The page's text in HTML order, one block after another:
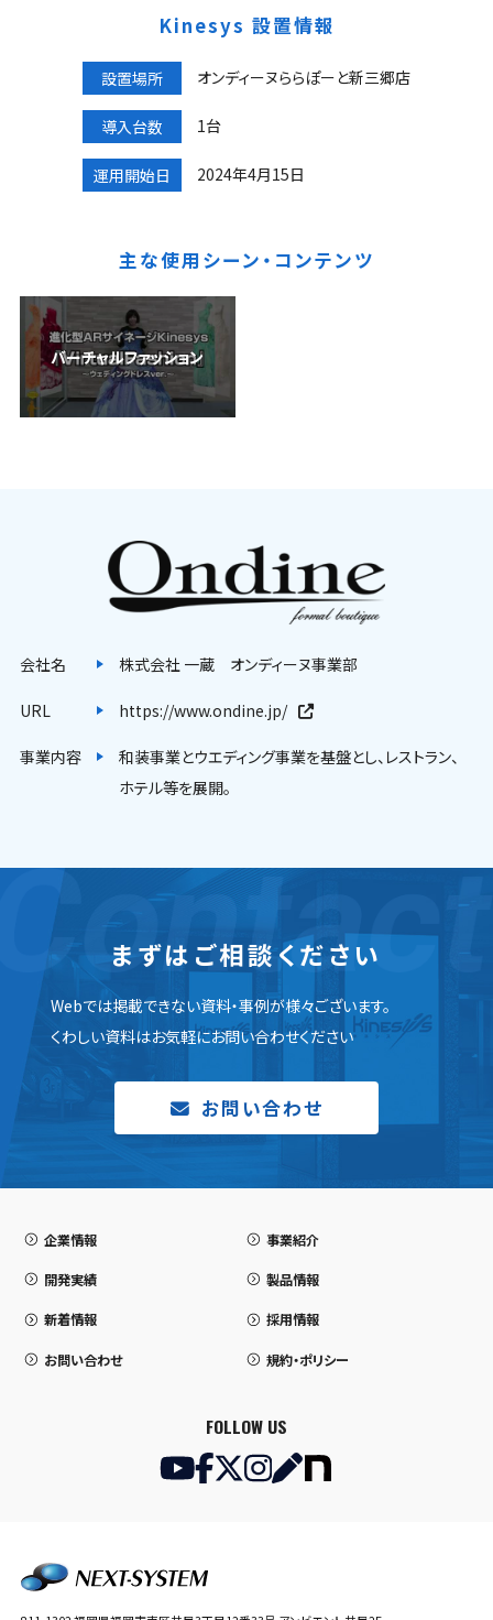
Kinesys 設置情報
設置場所 オンディーヌららぽーと新三郷店
導入台数 1台
運用開始日 2024年4月15日
主な使用シーン・コンテンツ
バーチャルファッション
会社名 株式会社 一蔵 オンディーヌ事業部
URL https://www.ondine.jp/
事業内容
和装事業とウエディング事業を基盤とし、レストラン、
ホテル等を展開。
まずはご相談ください
Webでは掲載できない資料・事例が様々ございます。
くわしい資料はお気軽にお問い合わせください
お問い合わせ
企業情報 事業紹介
開発実績 製品情報
新着情報 採用情報
お問い合わせ 規約・ポリシー
FOLLOW US